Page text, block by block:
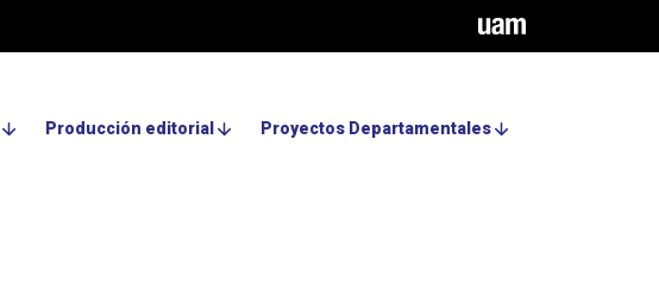
Producción editorial Proyectos Departamentales